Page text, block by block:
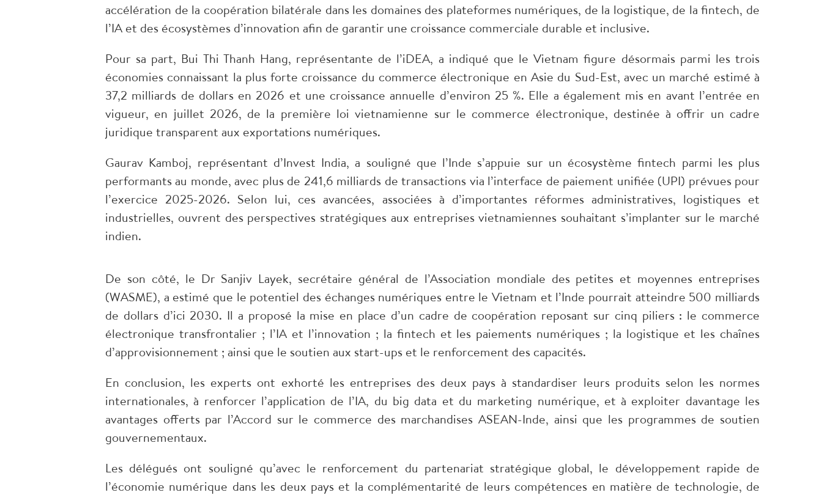
accélération de la coopération bilatérale dans les domaines des plateformes numériques, de la logistique, de la fintech, de
l’IA et des écosystèmes d’innovation afin de garantir une croissance commerciale durable et inclusive.
Pour sa part, Bui Thi Thanh Hang, représentante de l’iDEA, a indiqué que le Vietnam figure désormais parmi les trois
économies connaissant la plus forte croissance du commerce électronique en Asie du Sud-Est, avec un marché estimé à
37,2 milliards de dollars en 2026 et une croissance annuelle d’environ 25 %. Elle a également mis en avant l’entrée en
vigueur, en juillet 2026, de la première loi vietnamienne sur le commerce électronique, destinée à offrir un cadre
juridique transparent aux exportations numériques.
Gaurav Kamboj, représentant d’Invest India, a souligné que l’Inde s’appuie sur un écosystème fintech parmi les plus
performants au monde, avec plus de 241,6 milliards de transactions via l’interface de paiement unifiée (UPI) prévues pour
l’exercice 2025-2026. Selon lui, ces avancées, associées à d’importantes réformes administratives, logistiques et
industrielles, ouvrent des perspectives stratégiques aux entreprises vietnamiennes souhaitant s’implanter sur le marché
indien.
De son côté, le Dr Sanjiv Layek, secrétaire général de l’Association mondiale des petites et moyennes entreprises
(WASME), a estimé que le potentiel des échanges numériques entre le Vietnam et l’Inde pourrait atteindre 500 milliards
de dollars d’ici 2030. Il a proposé la mise en place d’un cadre de coopération reposant sur cinq piliers : le commerce
électronique transfrontalier ; l’IA et l’innovation ; la fintech et les paiements numériques ; la logistique et les chaînes
d’approvisionnement ; ainsi que le soutien aux start-ups et le renforcement des capacités.
En conclusion, les experts ont exhorté les entreprises des deux pays à standardiser leurs produits selon les normes
internationales, à renforcer l’application de l’IA, du big data et du marketing numérique, et à exploiter davantage les
avantages offerts par l’Accord sur le commerce des marchandises ASEAN-Inde, ainsi que les programmes de soutien
gouvernementaux.
Les délégués ont souligné qu’avec le renforcement du partenariat stratégique global, le développement rapide de
l’économie numérique dans les deux pays et la complémentarité de leurs compétences en matière de technologie, de